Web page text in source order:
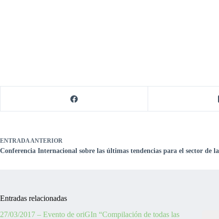
ENTRADAANTERIOR
Conferencia Internacional sobre las últimas tendencias para el sector de
Entradas relacionadas
27/03/2017 – Evento de oriGIn “Compilación de todas las